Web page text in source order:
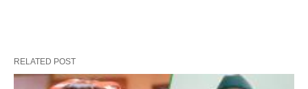
RELATED POST